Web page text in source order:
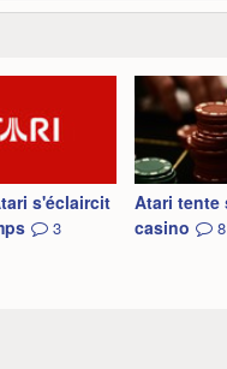
s'éclaircit
3
Atari tente
casino
8